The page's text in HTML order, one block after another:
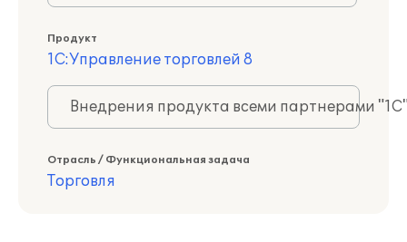
Продукт
1С:Управление торговлей 8
Внедрения продукта всеми партнерами
Отрасль / Функциональная задача
Торговля